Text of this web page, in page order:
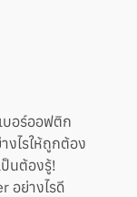
บอร์ออฟติก
งไรให้ถูกต้อง
นต้องรู้!
อย่างไรดี